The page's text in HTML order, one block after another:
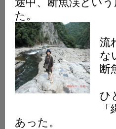
た。
流
な
断
ひ
あった。